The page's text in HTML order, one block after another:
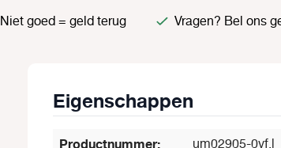
Niet goed = geld terug Vragen? Bel ons
Eigenschappen